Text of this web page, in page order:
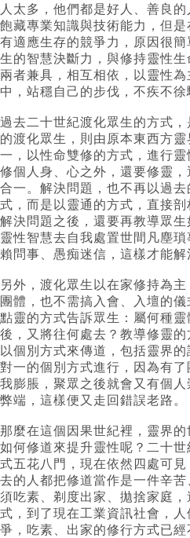
人太多，他們都是好人、善良
飽藏專業知識與技術能力，但
有適應生存的競爭力，原因很
生的智慧決斷力，與修持靈性
兩者兼具，相互相依，以靈性
中，站穩自己的步伐，不疾不徐
過去二十世紀渡化眾生的方式
的渡化眾生，則由原本東西方
一，以性命雙修的方式，進行靈
修個人身、心之外，還要修靈
合一。解決問題，也不再以過
式，而是以靈通的方式，直接
解決問題之後，還要再教導眾
靈性智慧去自我處置世間凡塵
賴問事、愚痴迷信，這樣才能解
另外，渡化眾生以在家修持為
團體，也不需搞入會、入壇的
點靈的方式告訴眾生：屬何種
後，又將往何處去？教導修靈
以個別方式來傳道，包括靈界
對一的個別方式進行，因為有
我膨脹，聚眾之後就會又有個
弊端，這樣便又走回錯誤老路。
那麼在這個因果世紀裡，靈界
如何修道來提升靈性呢？二十
式五花八門，現在依然四處可
去的人都把修道當作是一件辛
須吃素、剃度出家、拋捨家庭
式，到了現在工業資訊社會，
爭，吃素、出家的修行方式已